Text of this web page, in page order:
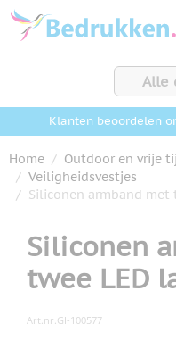
Ga naar de inhoud
Alle
Klanten beoordelen
Home / Outdoor en vrije
/ Veiligheidsvestjes
/ Siliconen armband met
Siliconen
twee LED
Art.nr. GI-100577